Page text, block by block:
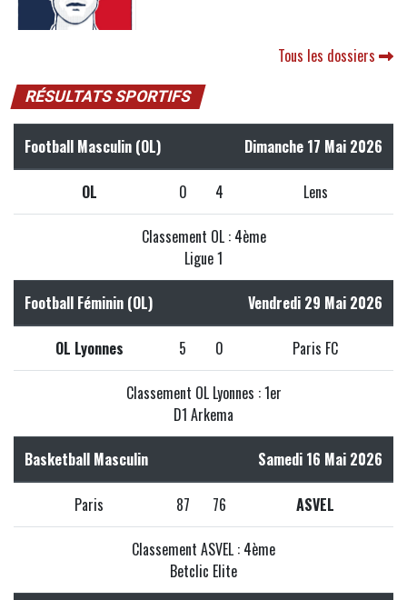
Tous les dossiers
RÉSULTATS SPORTIFS
Football Masculin (OL) Dimanche 17 Mai 2026
OL 0 4 Lens
Classement OL : 4ème
Ligue 1
Football Féminin (OL) Vendredi 29 Mai 2026
OL Lyonnes 5 0 Paris FC
Classement OL Lyonnes : 1er
D1 Arkema
Basketball Masculin Samedi 16 Mai 2026
Paris 87 76 ASVEL
Classement ASVEL : 4ème
Betclic Elite